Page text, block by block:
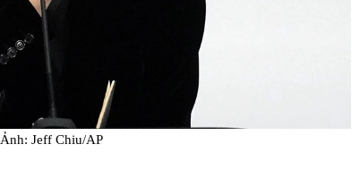
Ảnh: Jeff Chiu/AP